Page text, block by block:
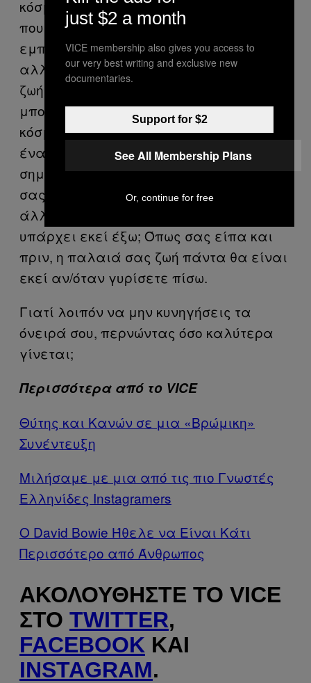
κόσμου. Υπάρχουν εκεί έξω δουλειές
που δεν ξέρετε καν ότι υπάρχουν,
εμπειρίες που μπορούν να σας
αλλάξουν την ζωή, καθώς και τρόποι
ζωής που δεν φανταζόσασταν ποτέ ότι
μπορεί να υπάρχουν στον «αληθινό
κόσμο». Το ότι γεννηθήκατε μέσα σε
έναν συγκεκριμένο τρόπο ζωής, δεν
σημαίνει ότι είναι αυτός που σίγουρα
σας ταιριάζει. Πώς θα το μάθετε
άλλωστε αυτό, αν δεν δοκιμάσετε τι
υπάρχει εκεί έξω; Όπως σας είπα και
πριν, η παλαιά σας ζωή πάντα θα είναι
εκεί αν/όταν γυρίσετε πίσω.
Γιατί λοιπόν να μην κυνηγήσεις τα
όνειρά σου, περνώντας όσο καλύτερα
γίνεται;
Περισσότερα από το VICE
Θύτης και Κανών σε μια «Βρώμικη»
Συνέντευξη
Μιλήσαμε με μια από τις πιο Γνωστές
Ελληνίδες Instagramers
Ο David Bowie Ήθελε να Είναι Κάτι
Περισσότερο από Άνθρωπος
ΑΚΟΛΟΥΘΉΣΤΕ ΤΟ VICE
ΣΤΟ TWITTER,
FACEBOOK ΚΑΙ
INSTAGRAM.
just $2 a month
VICE membership also gives you access to
our very best writing and exclusive new
documentaries.
Support for $2
See All Membership Plans
Or, continue for free